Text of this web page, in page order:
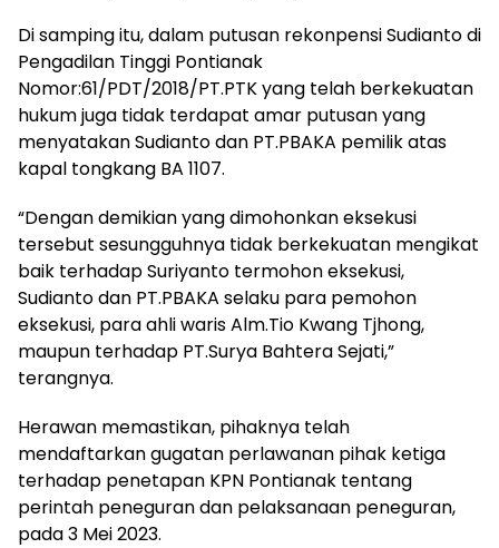
Di samping itu, dalam putusan rekonpensi Sudianto di
Pengadilan Tinggi Pontianak
Nomor:61/PDT/2018/PT.PTK yang telah berkekuatan
hukum juga tidak terdapat amar putusan yang
menyatakan Sudianto dan PT.PBAKA pemilik atas
kapal tongkang BA 1107.
“Dengan demikian yang dimohonkan eksekusi
tersebut sesungguhnya tidak berkekuatan mengikat
baik terhadap Suriyanto termohon eksekusi,
Sudianto dan PT.PBAKA selaku para pemohon
eksekusi, para ahli waris Alm.Tio Kwang Tjhong,
maupun terhadap PT.Surya Bahtera Sejati,”
terangnya.
Herawan memastikan, pihaknya telah
mendaftarkan gugatan perlawanan pihak ketiga
terhadap penetapan KPN Pontianak tentang
perintah peneguran dan pelaksanaan peneguran,
pada 3 Mei 2023.